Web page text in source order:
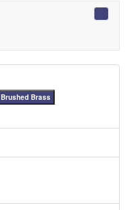
Brushed Brass